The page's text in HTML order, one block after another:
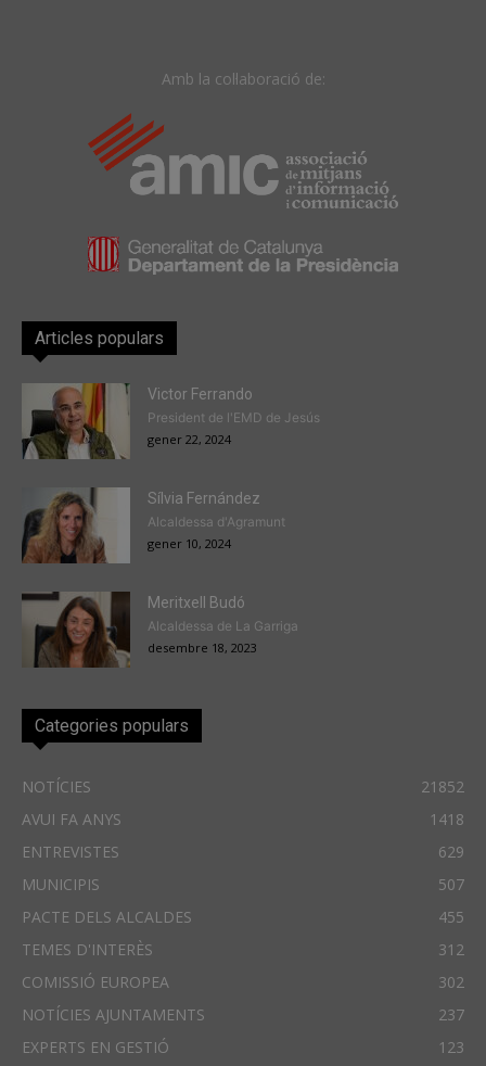
Amb la col·laboració de:
Articles populars
Victor Ferrando
President de l'EMD de Jesús
gener 22, 2024
Sílvia Fernández
Alcaldessa d'Agramunt
gener 10, 2024
Meritxell Budó
Alcaldessa de La Garriga
desembre 18, 2023
Categories populars
NOTÍCIES
21852
AVUI FA ANYS
1418
ENTREVISTES
629
MUNICIPIS
507
PACTE DELS ALCALDES
455
TEMES D'INTERÈS
312
COMISSIÓ EUROPEA
302
NOTÍCIES AJUNTAMENTS
237
EXPERTS EN GESTIÓ
123